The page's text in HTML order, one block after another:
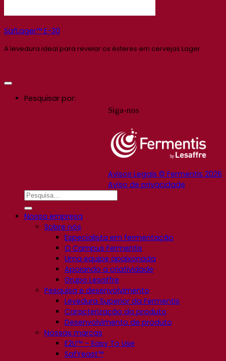
SafLager™ E-30
A levedura ideal para revelar os ésteres em cervejas Lager
Siga-nos
Avisos Legais © Fermentis 2026
Aviso de privacidade
Pesquisar por:
Nossa empresa
Sobre nós
Especialista em fermentação
O Campus Fermentis
Uma equipe apaixonada
Apoiando a criatividade
Grupo Lesaffre
Pesquisa e desenvolvimento
Levedura Superior da Fermentis
Caracterização do produto
Desenvolvimento de produto
Nossas marcas
E2U™ – Easy To Use
SafYeast™